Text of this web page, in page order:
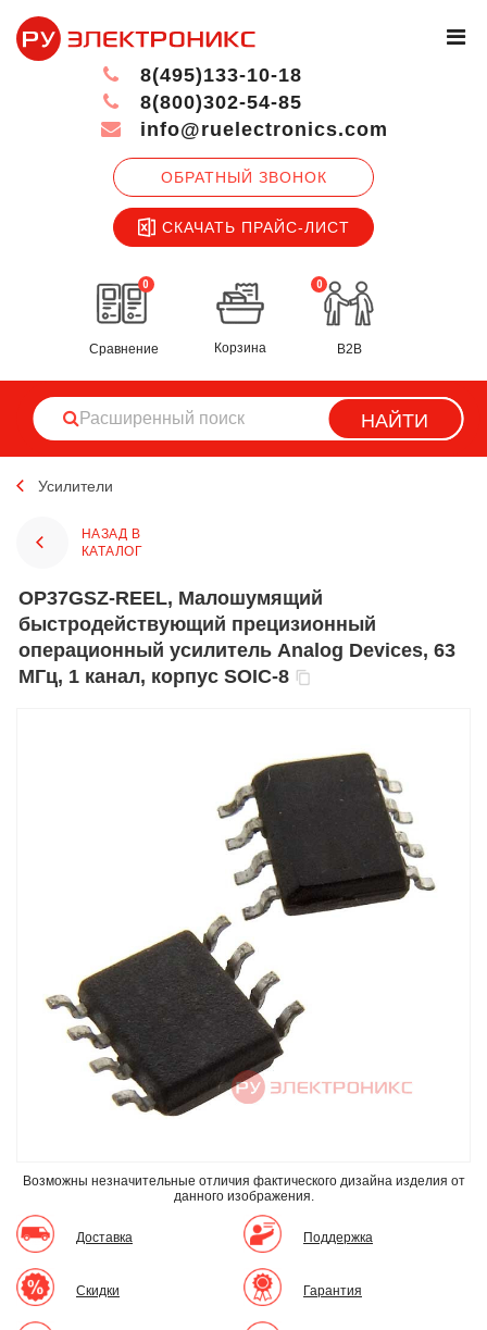
ОБРАТНЫЙ ЗВОНОК
СКАЧАТЬ ПРАЙС-ЛИСТ
8(495)133-10-18
8(800)302-54-85
info@ruelectronics.com
0
Сравнение
0
Корзина B2B
НАЙТИ
Усилители
НАЗАД В
КАТАЛОГ
OP37GSZ-REEL, Малошумящий
быстродействующий прецизионный
операционный усилитель Analog Devices, 63
МГц, 1 канал, корпус SOIC-8
Возможны незначительные отличия фактического дизайна изделия от
данного изображения.
Доставка
Скидки
Поддержка
Гарантия